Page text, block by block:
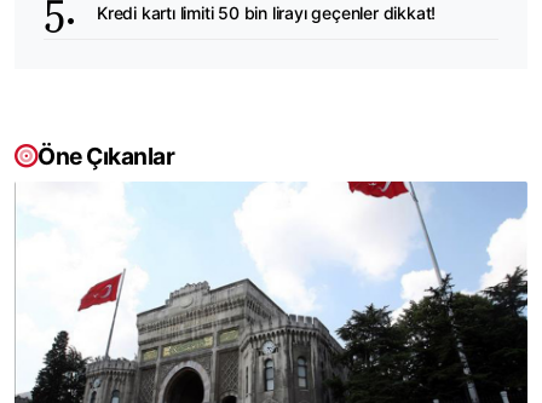
Kredi kartı limiti 50 bin lirayı geçenler dikkat!
Öne Çıkanlar